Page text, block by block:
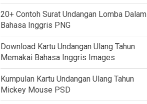
20+ Contoh Surat Undangan Lomba Dalam
Bahasa Inggris PNG
Download Kartu Undangan Ulang Tahun
Memakai Bahasa Inggris Images
Kumpulan Kartu Undangan Ulang Tahun
Mickey Mouse PSD